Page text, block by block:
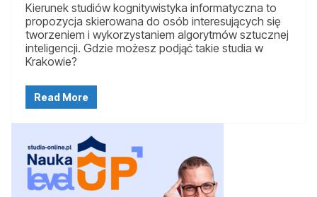
Kierunek studiów kognitywistyka informatyczna to
propozycja skierowana do osób interesujących się
tworzeniem i wykorzystaniem algorytmów sztucznej
inteligencji. Gdzie możesz podjąć takie studia w
Krakowie?
Read More